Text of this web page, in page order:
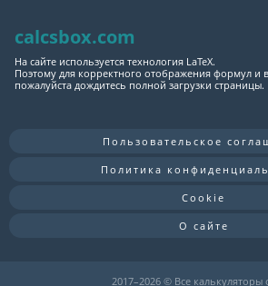
calcsbox.com
На сайте используется технология LaTeX.
Поэтому для корректного отображения формул и
пожалуйста дождитесь полной загрузки страницы.
Пользовательское
Политика
Cookie
О сайте
2017–2026 © Все калькуляторы